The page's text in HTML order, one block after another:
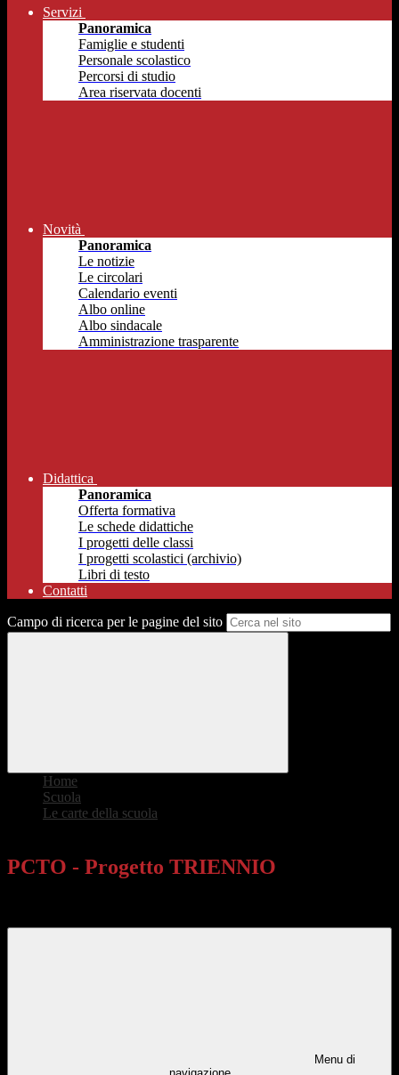
Servizi
Panoramica
Famiglie e studenti
Personale scolastico
Percorsi di studio
Area riservata docenti
Novità
Panoramica
Le notizie
Le circolari
Calendario eventi
Albo online
Albo sindacale
Amministrazione trasparente
Didattica
Panoramica
Offerta formativa
Le schede didattiche
I progetti delle classi
I progetti scolastici (archivio)
Libri di testo
Contatti
Campo di ricerca per le pagine del sito
Home
Scuola
Le carte della scuola
PCTO - Progetto TRIENNIO
Menu di